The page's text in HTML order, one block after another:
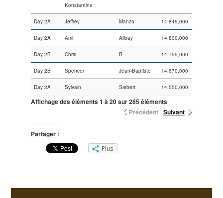
Konstantine
Day 2A Jeffrey Manza 14,845,000
Day 2A Ami Alibay 14,800,000
Day 2B Chris B 14,755,000
Day 2B Spencer Jean-Baptiste 14,670,000
Day 2A Sylvain Siebert 14,550,000
Affichage des éléments 1 à 20 sur 285 éléments
Précédent Suivant
Partager :
Plus